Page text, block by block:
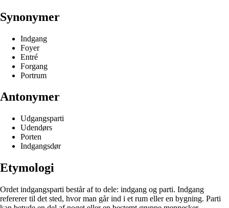
Synonymer
Indgang
Foyer
Entré
Forgang
Portrum
Antonymer
Udgangsparti
Udendørs
Porten
Indgangsdør
Etymologi
Ordet indgangsparti består af to dele: indgang og parti. Indgang
refererer til det sted, hvor man går ind i et rum eller en bygning. Parti